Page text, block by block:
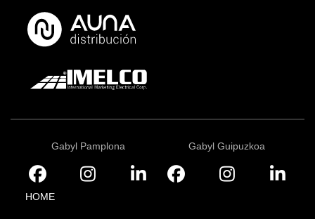
Gabyl Pamplona Gabyl Guipuzkoa
HOME